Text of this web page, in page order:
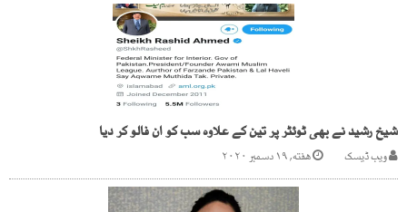
شیخ رشید نے بھی ٹوئٹر پر تین کے علاوہ سب کو ان فالو کر دیا
ویب ڈیسک هفته, ۱۹ دسمبر ۲۰۲۰